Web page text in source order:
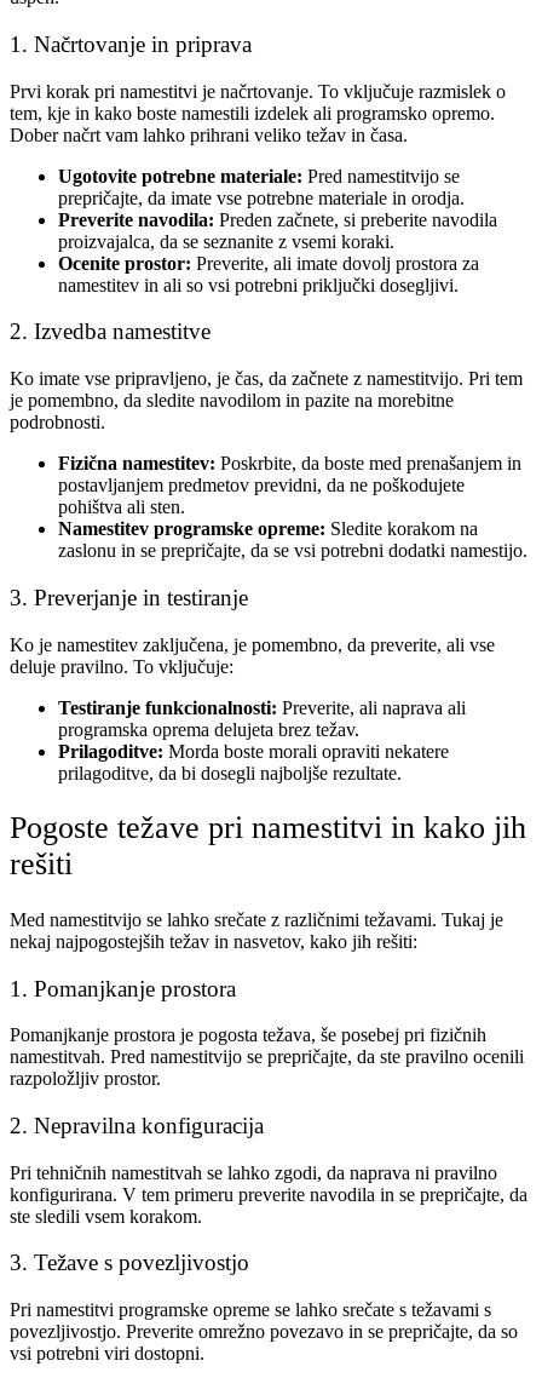
1. Načrtovanje in priprava
Prvi korak pri namestitvi je načrtovanje. To vključuje razmislek o
tem, kje in kako boste namestili izdelek ali programsko opremo.
Dober načrt vam lahko prihrani veliko težav in časa.
Ugotovite potrebne materiale: Pred namestitvijo se
prepričajte, da imate vse potrebne materiale in orodja.
Preverite navodila: Preden začnete, si preberite navodila
proizvajalca, da se seznanite z vsemi koraki.
Ocenite prostor: Preverite, ali imate dovolj prostora za
namestitev in ali so vsi potrebni priključki dosegljivi.
2. Izvedba namestitve
Ko imate vse pripravljeno, je čas, da začnete z namestitvijo. Pri tem
je pomembno, da sledite navodilom in pazite na morebitne
podrobnosti.
Fizična namestitev: Poskrbite, da boste med prenašanjem in
postavljanjem predmetov previdni, da ne poškodujete
pohištva ali sten.
Namestitev programske opreme: Sledite korakom na
zaslonu in se prepričajte, da se vsi potrebni dodatki namestijo.
3. Preverjanje in testiranje
Ko je namestitev zaključena, je pomembno, da preverite, ali vse
deluje pravilno. To vključuje:
Testiranje funkcionalnosti: Preverite, ali naprava ali
programska oprema delujeta brez težav.
Prilagoditve: Morda boste morali opraviti nekatere
prilagoditve, da bi dosegli najboljše rezultate.
Pogoste težave pri namestitvi in kako jih
rešiti
Med namestitvijo se lahko srečate z različnimi težavami. Tukaj je
nekaj najpogostejših težav in nasvetov, kako jih rešiti:
1. Pomanjkanje prostora
Pomanjkanje prostora je pogosta težava, še posebej pri fizičnih
namestitvah. Pred namestitvijo se prepričajte, da ste pravilno ocenili
razpoložljiv prostor.
2. Nepravilna konfiguracija
Pri tehničnih namestitvah se lahko zgodi, da naprava ni pravilno
konfigurirana. V tem primeru preverite navodila in se prepričajte, da
ste sledili vsem korakom.
3. Težave s povezljivostjo
Pri namestitvi programske opreme se lahko srečate s težavami s
povezljivostjo. Preverite omrežno povezavo in se prepričajte, da so
vsi potrebni viri dostopni.